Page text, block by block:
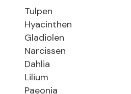
Tulpen
Hyacinthen
Gladiolen
Narcissen
Dahlia
Lilium
Paeonia